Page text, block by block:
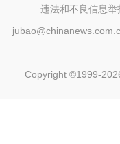
违法和不良信息举
Copyright ©1999-